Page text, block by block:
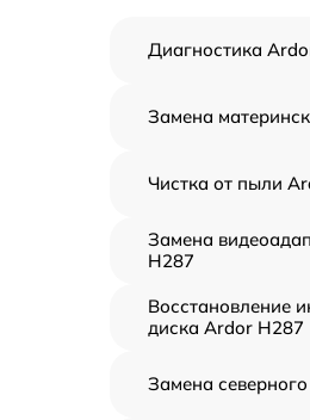
Диагностика
Замена
Чистка от пыли
Замена
H287
Восстановление
диска Ardor H287
Замена